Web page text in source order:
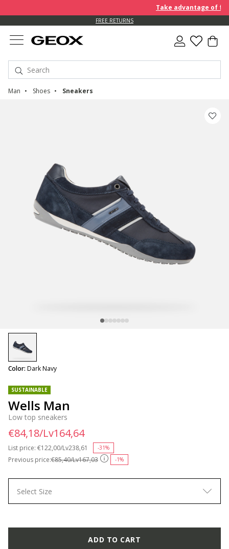
Take advantage of
FREE RETURNS
Man Shoes Sneakers
SUSTAINABLE
Wells Man
Low top sneakers
Previous price:€85,40/Lv167,03 -1%
List price: Price reduced from
€122,00/Lv238,61 -31%
€84,18/Lv164,64
Color: Dark Navy
selected
Select Size
ADD TO CART